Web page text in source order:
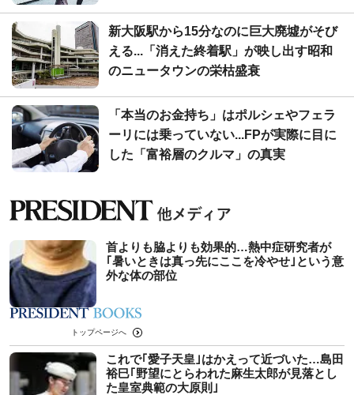
新大阪駅から15分なのに巨大廃墟がそび
える...「消えた終着駅」が映し出す昭和
のニュータウンの栄枯盛衰
「本当のお金持ち」はポルシェやフェラ
ーリには乗っていない...FPが実際に目に
した「富裕層のクルマ」の真実
首よりも脇よりも効果的…熱中症研究者が
｢暑いときは真っ先にここを冷やせ｣という意
外な体の部位
トップページへ
これで｢愛子天皇｣はかえって近づいた…島田
裕巳｢野望にとらわれた麻生太郎が見落とし
た皇室典範の大原則｣